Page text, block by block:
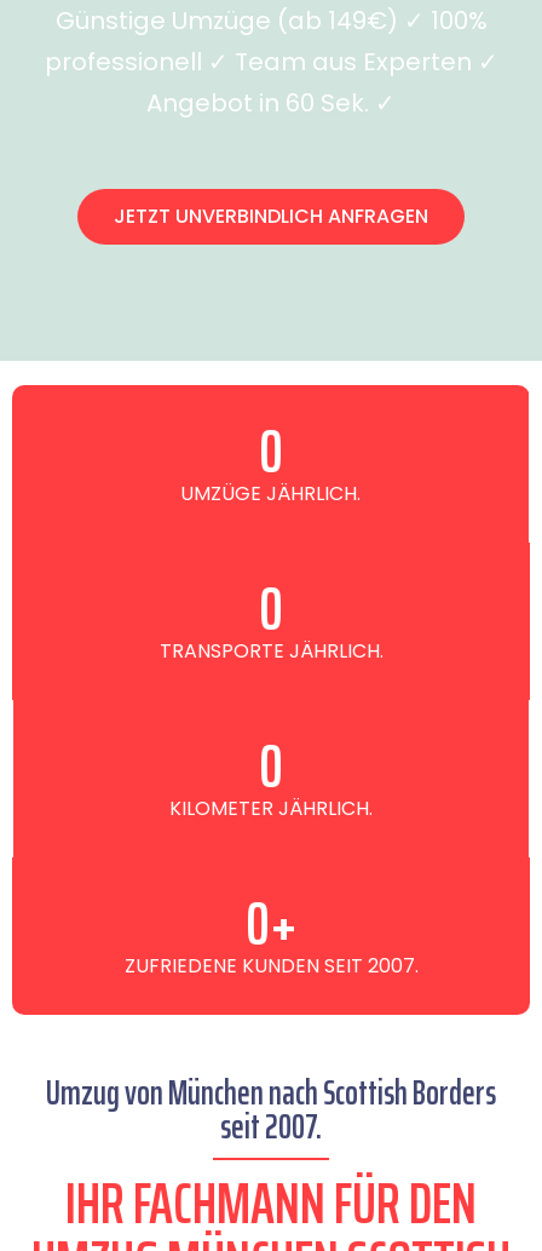
Günstige Umzüge (ab 149€) ✓ 100%
professionell ✓ Team aus Experten ✓
Angebot in 60 Sek. ✓
JETZT UNVERBINDLICH ANFRAGEN
UMZÜGE JÄHRLICH.
0
TRANSPORTE JÄHRLICH.
0
KILOMETER JÄHRLICH.
0
ZUFRIEDENE KUNDEN SEIT 2007.
0+
Umzug von München nach Scottish Borders
seit 2007.
IHR FACHMANN FÜR DEN